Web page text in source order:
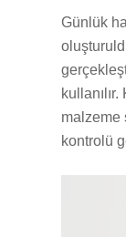
Günlük
malzeme
kontrolü